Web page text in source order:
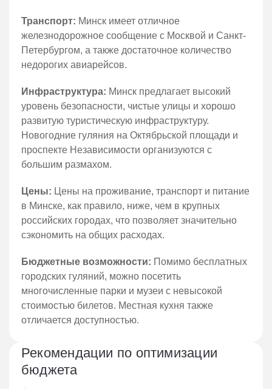
Транспорт: Минск имеет отличное
железнодорожное сообщение с Москвой и Санкт-
Петербургом, а также достаточное количество
недорогих авиарейсов.
Инфраструктура: Минск предлагает высокий
уровень безопасности, чистые улицы и хорошо
развитую туристическую инфраструктуру.
Новогодние гуляния на Октябрьской площади и
проспекте Независимости организуются с
большим размахом.
Цены: Цены на проживание, транспорт и питание
в Минске, как правило, ниже, чем в крупных
российских городах, что позволяет значительно
сэкономить на общих расходах.
Бюджетные возможности: Помимо бесплатных
городских гуляний, можно посетить
многочисленные парки и музеи с невысокой
стоимостью билетов. Местная кухня также
отличается доступностью.
Рекомендации по оптимизации
бюджета